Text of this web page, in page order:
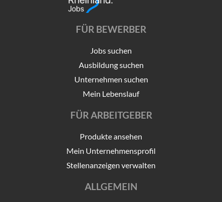
FÜR BEWERBER
Jobs suchen
Ausbildung suchen
Unternehmen suchen
Mein Lebenslauf
FÜR ARBEITGEBER
Produkte ansehen
Mein Unternehmensprofil
Stellenanzeigen verwalten
ALLGEMEIN